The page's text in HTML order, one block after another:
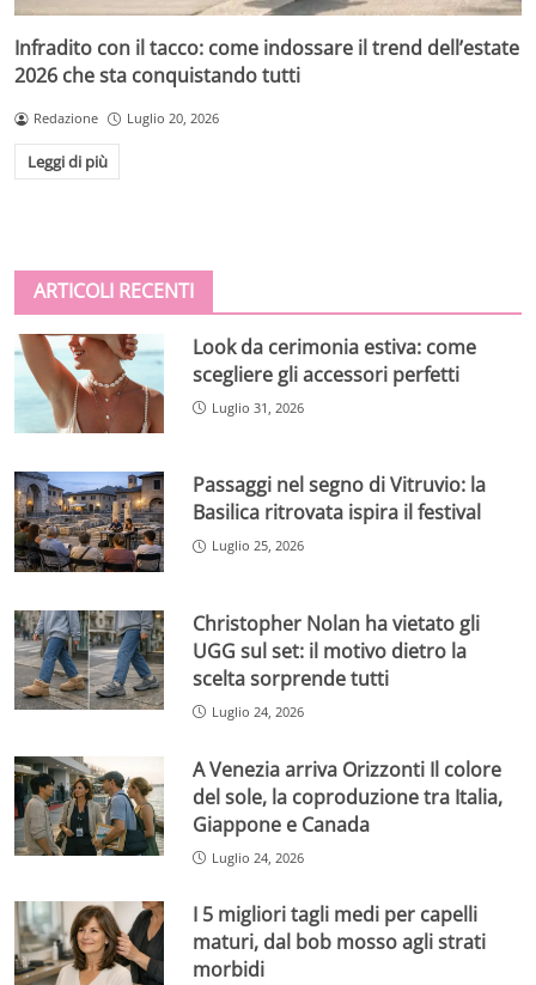
Infradito con il tacco: come indossare il trend dell’estate
2026 che sta conquistando tutti
Redazione Luglio 20, 2026
Leggi di più
ARTICOLI RECENTI
Look da cerimonia estiva: come
scegliere gli accessori perfetti
Luglio 31, 2026
Passaggi nel segno di Vitruvio: la
Basilica ritrovata ispira il festival
Luglio 25, 2026
Christopher Nolan ha vietato gli
UGG sul set: il motivo dietro la
scelta sorprende tutti
Luglio 24, 2026
A Venezia arriva Orizzonti Il colore
del sole, la coproduzione tra Italia,
Giappone e Canada
Luglio 24, 2026
I 5 migliori tagli medi per capelli
maturi, dal bob mosso agli strati
morbidi